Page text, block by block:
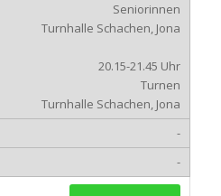
Seniorinnen
Turnhalle Schachen, Jona
20.15-21.45 Uhr
Turnen
Turnhalle Schachen, Jona
-
-